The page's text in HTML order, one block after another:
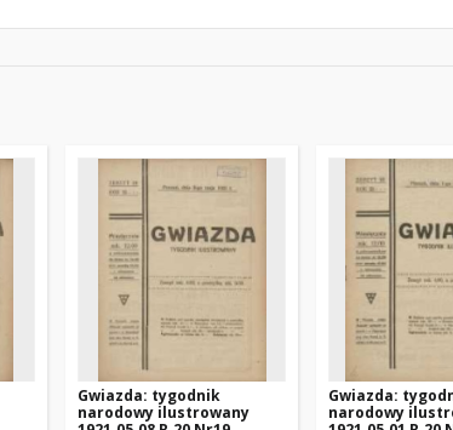
Gwiazda: tygodnik
narodowy ilustrowany
Gwiazda:
narodowy